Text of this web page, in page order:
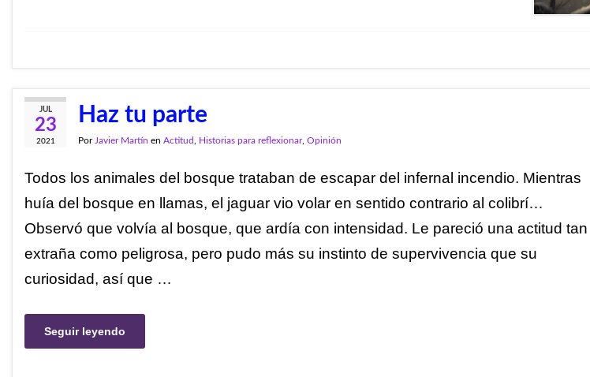
JUL
23
2021
Haz tu parte
Por Javier Martín en Actitud Historias para reflexionar, Opinión
Todos los animales del bosque trataban de escapar del infernal incendio. Mientras
huía del bosque en llamas, el jaguar vio volar en sentido contrario al colibrí…
Observó que volvía al bosque, que ardía con intensidad. Le pareció una actitud tan
extraña como peligrosa, pero pudo más su instinto de supervivencia que su
curiosidad, así que …
Seguir leyendo